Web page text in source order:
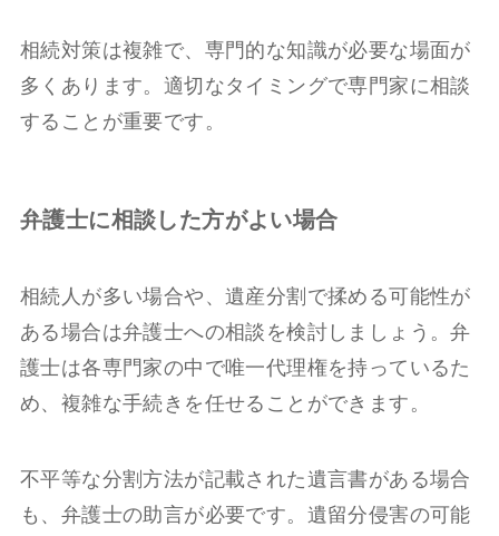
相続対策は複雑で、専門的な知識が必要な場面が
多くあります。適切なタイミングで専門家に相談
することが重要です。
弁護士に相談した方がよい場合
相続人が多い場合や、遺産分割で揉める可能性が
ある場合は弁護士への相談を検討しましょう。弁
護士は各専門家の中で唯一代理権を持っているた
め、複雑な手続きを任せることができます。
不平等な分割方法が記載された遺言書がある場合
も、弁護士の助言が必要です。遺留分侵害の可能